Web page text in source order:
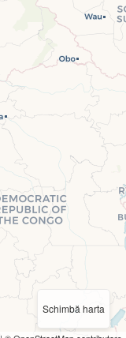
Schimbă harta